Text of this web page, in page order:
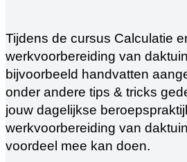
Tijdens de cursus Calculatie
werkvoorbereiding van
bijvoorbeeld handvatten
onder andere tips & tricks
jouw dagelijkse
werkvoorbereiding van
voordeel mee kan doen.